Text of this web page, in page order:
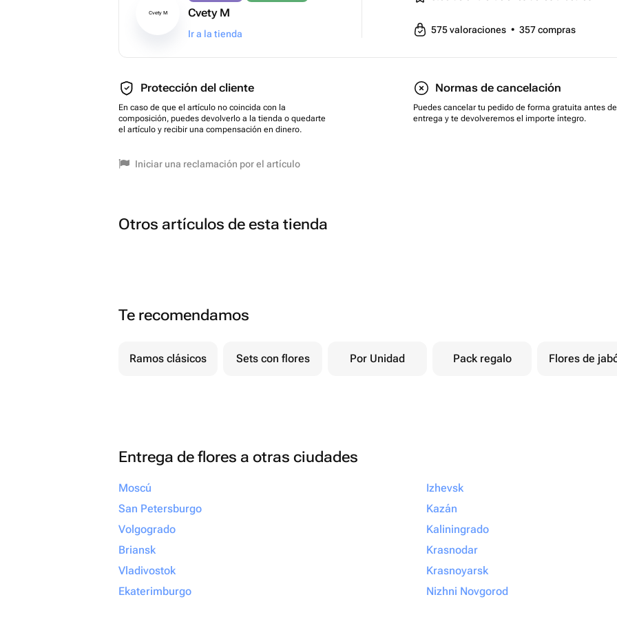
Cvety M Cvety M
Ir a la tienda 575valoraciones • 357compras
Protección del cliente
En caso de que el artículo no coincida con la
composición, puedes devolverlo a la tienda o quedarte
el artículo y recibir una compensación en dinero.
Normas de cancelación
Puedes cancelar tu pedido de forma gratuita antes
entrega y te devolveremos el importe íntegro.
Iniciar una reclamación por el artículo
Otros artículos de esta tienda
Te recomendamos
Ramos clásicos Sets con flores Por Unidad Pack regalo Flores de
Entrega de flores a otras ciudades
Moscú
San Petersburgo
Volgogrado
Briansk
Vladivostok
Ekaterimburgo
Izhevsk
Kazán
Kaliningrado
Krasnodar
Krasnoyarsk
Nizhni Novgorod